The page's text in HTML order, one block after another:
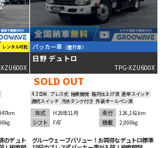
レンタル可能
のデュト
パッカー車 （塵芥車）
日野 デュトロ
TPG-XZU600X
SOLD OUT
4.3立米 プレス式 極東開発 箱内仕上げ済 連単スイッチ
連続スイッチ 汚水タンク付き 外装オールペン済
年式 H29年11月 走行
126,161km
シフト
FAT 積載 2,000kg
グルーウェーブバリュー！お買得なデュトロ標準